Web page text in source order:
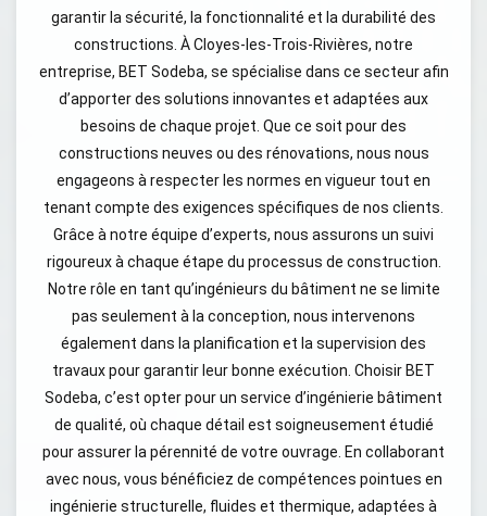
garantir la sécurité, la fonctionnalité et la durabilité des
constructions. À Cloyes-les-Trois-Rivières, notre
entreprise, BET Sodeba, se spécialise dans ce secteur afin
d’apporter des solutions innovantes et adaptées aux
besoins de chaque projet. Que ce soit pour des
constructions neuves ou des rénovations, nous nous
engageons à respecter les normes en vigueur tout en
tenant compte des exigences spécifiques de nos clients.
Grâce à notre équipe d’experts, nous assurons un suivi
rigoureux à chaque étape du processus de construction.
Notre rôle en tant qu’ingénieurs du bâtiment ne se limite
pas seulement à la conception, nous intervenons
également dans la planification et la supervision des
travaux pour garantir leur bonne exécution. Choisir BET
Sodeba, c’est opter pour un service d’ingénierie bâtiment
de qualité, où chaque détail est soigneusement étudié
pour assurer la pérennité de votre ouvrage. En collaborant
avec nous, vous bénéficiez de compétences pointues en
ingénierie structurelle, fluides et thermique, adaptées à